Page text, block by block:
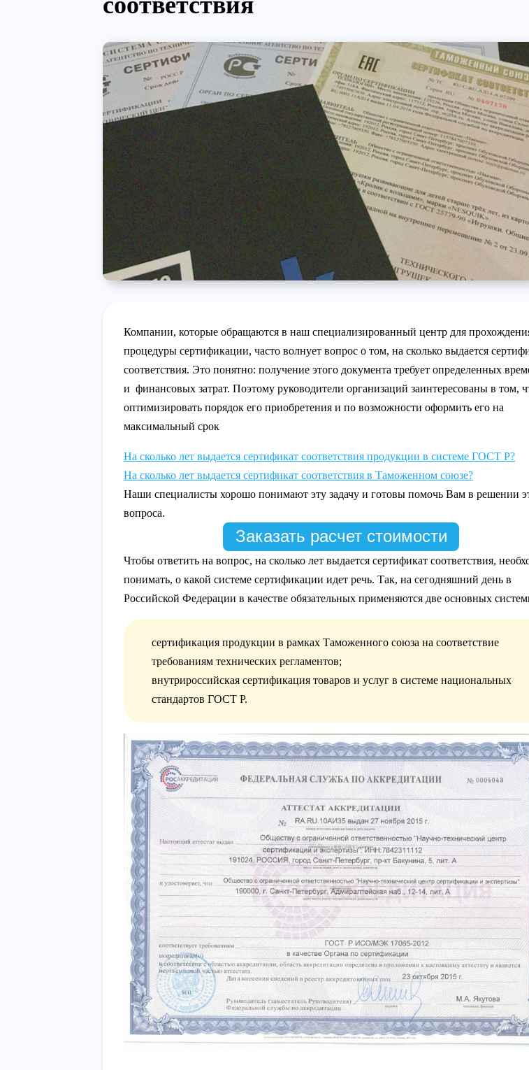
Компании, которые обращаются в наш специализированный центр для
процедуры сертификации, часто волнует вопрос о том, на сколько выдается
соответствия. Это понятно: получение этого документа требует определенных
и финансовых затрат. Поэтому руководители организаций заинтересованы в том,
оптимизировать порядок его приобретения и по возможности оформить его на
максимальный срок
На сколько лет выдается сертификат соответствия продукции в системе ГОСТ Р?
На сколько лет выдается сертификат соответствия в Таможенном союзе?
Наши специалисты хорошо понимают эту задачу и готовы помочь Вам в решении
вопроса.
Заказать расчет стоимости
Чтобы ответить на вопрос, на сколько лет выдается сертификат соответствия,
понимать, о какой системе сертификации идет речь. Так, на сегодняшний день в
Российской Федерации в качестве обязательных применяются две основных
сертификация продукции в рамках Таможенного союза на соответствие
требованиям технических регламентов;
внутрироссийская сертификация товаров и услуг в системе национальных
стандартов ГОСТ Р.